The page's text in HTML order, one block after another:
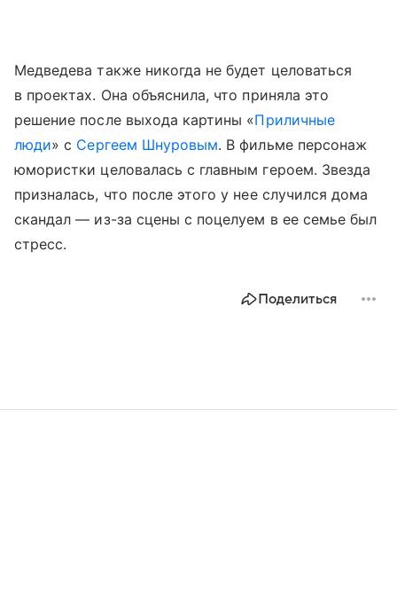
Медведева также никогда не будет целоваться
в проектах. Она объяснила, что приняла это
решение после выхода картины «Приличные
люди» с Сергеем Шнуровым. В фильме персонаж
юмористки целовалась с главным героем. Звезда
призналась, что после этого у нее случился дома
скандал — из-за сцены с поцелуем в ее семье был
стресс.
Поделиться